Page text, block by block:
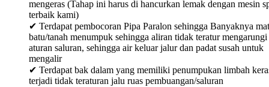
mengeras (Tahap ini harus di hancurkan lemak dengan mesin
terbaik kami)
✔ Terdapat pembocoran Pipa Paralon sehingga Banyaknya
batu/tanah menumpuk sehingga aliran tidak teratur mengarungi
aturan saluran, sehingga air keluar jalur dan padat susah untuk
mengalir
✔ Terdapat bak dalam yang memiliki penumpukan limbah
terjadi tidak teraturan jalu ruas pembuangan/saluran